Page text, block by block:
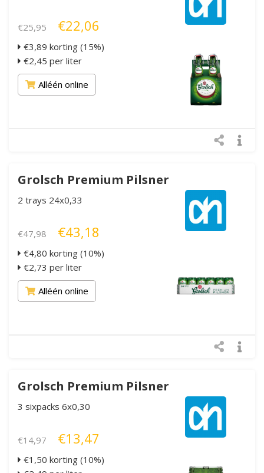
€25,95 €22,06
€3,89 korting (15%)
€2,45 per liter
Alléén online
Grolsch Premium Pilsner
2 trays 24x0,33
€47,98 €43,18
€4,80 korting (10%)
€2,73 per liter
Alléén online
Grolsch Premium Pilsner
3 sixpacks 6x0,30
€14,97 €13,47
€1,50 korting (10%)